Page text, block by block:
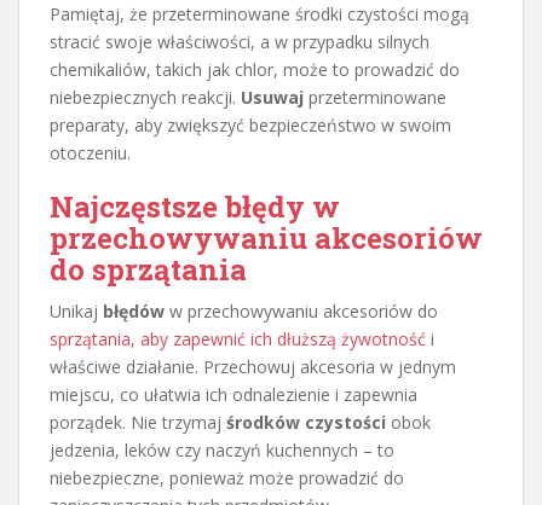
Pamiętaj, że przeterminowane środki czystości mogą
stracić swoje właściwości, a w przypadku silnych
chemikaliów, takich jak chlor, może to prowadzić do
niebezpiecznych reakcji. Usuwaj przeterminowane
preparaty, aby zwiększyć bezpieczeństwo w swoim
otoczeniu.
Najczęstsze błędy w
przechowywaniu akcesoriów
do sprzątania
Unikaj błędów w przechowywaniu akcesoriów do
sprzątania, aby zapewnić ich dłuższą żywotność i
właściwe działanie. Przechowuj akcesoria w jednym
miejscu, co ułatwia ich odnalezienie i zapewnia
porządek. Nie trzymaj środków czystości obok
jedzenia, leków czy naczyń kuchennych – to
niebezpieczne, ponieważ może prowadzić do